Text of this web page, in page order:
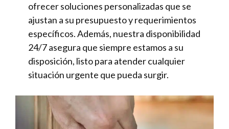
ofrecer soluciones personalizadas que se
ajustan a su presupuesto y requerimientos
específicos. Además, nuestra disponibilidad
24/7 asegura que siempre estamos a su
disposición, listo para atender cualquier
situación urgente que pueda surgir.